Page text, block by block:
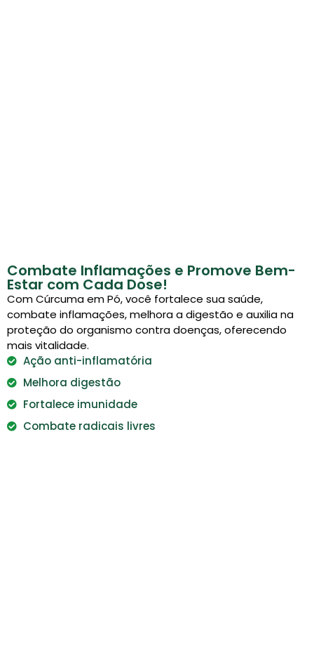
Combate Inflamações e Promove Bem-
Estar com Cada Dose!
Com Cúrcuma em Pó, você fortalece sua saúde,
combate inflamações, melhora a digestão e auxilia na
proteção do organismo contra doenças, oferecendo
mais vitalidade.
Ação anti-inflamatória
Melhora digestão
Fortalece imunidade
Combate radicais livres